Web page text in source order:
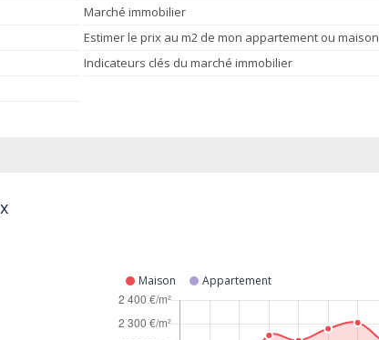
Marché immobilier
Estimer le prix au m2 de mon appartement ou maison
Indicateurs clés du marché immobilier
Maison Appartement